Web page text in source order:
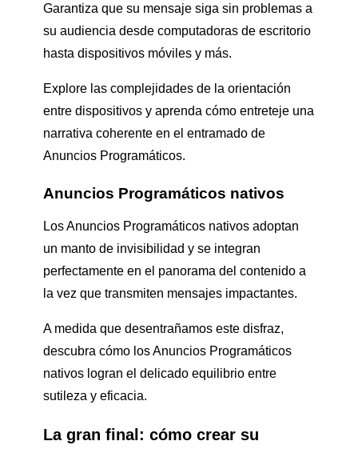
Garantiza que su mensaje siga sin problemas a
su audiencia desde computadoras de escritorio
hasta dispositivos móviles y más.
Explore las complejidades de la orientación
entre dispositivos y aprenda cómo entreteje una
narrativa coherente en el entramado de
Anuncios Programáticos.
Anuncios Programáticos nativos
Los Anuncios Programáticos nativos adoptan
un manto de invisibilidad y se integran
perfectamente en el panorama del contenido a
la vez que transmiten mensajes impactantes.
A medida que desentrañamos este disfraz,
descubra cómo los Anuncios Programáticos
nativos logran el delicado equilibrio entre
sutileza y eficacia.
La gran final: cómo crear su